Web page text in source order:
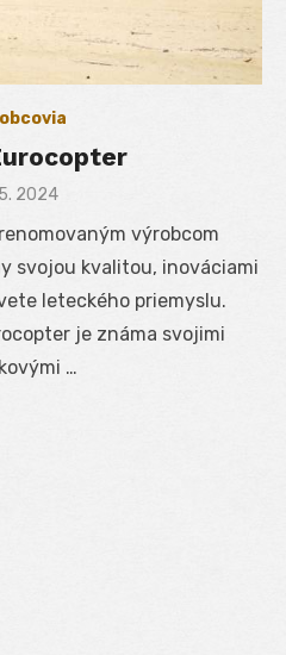
2024
výrobcom
svojou kvalitou, inováciami
leteckého priemyslu.
je známa svojimi
…